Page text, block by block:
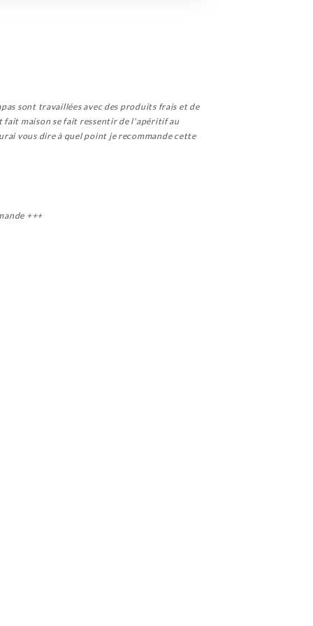
sont travaillées avec des produits frais et de
fait maison se fait ressentir de l'apéritif au
vous dire à quel point je recommande cette
+++